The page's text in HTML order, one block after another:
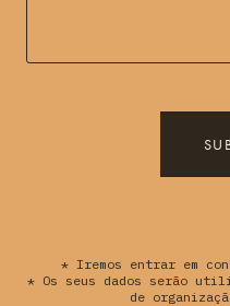
* Iremos entrar em
* Os seus dados serão
de